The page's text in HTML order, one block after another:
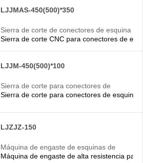
LJJMAS-450(500)*350
Sierra de corte de conectores de esquina
CNC, máquina CNC de aluminio
Sierra de corte CNC para conectores de
LJJM-450(500)*100
Sierra de corte para conectores de
esquina de ventanas de aluminio
Sierra de corte para conectores de esquina
LJZJZ-150
Máquina de engaste de esquinas de
perfiles de aluminio
Máquina de engaste de alta resistencia